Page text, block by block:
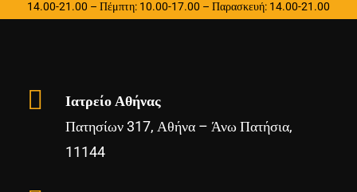
14.00-21.00 – Πέμπτη: 10.00-17.00 – Παρασκευή: 14.00-21.00
Ιατρείο Αθήνας
Πατησίων 317, Αθήνα – Άνω Πατήσια,
11144